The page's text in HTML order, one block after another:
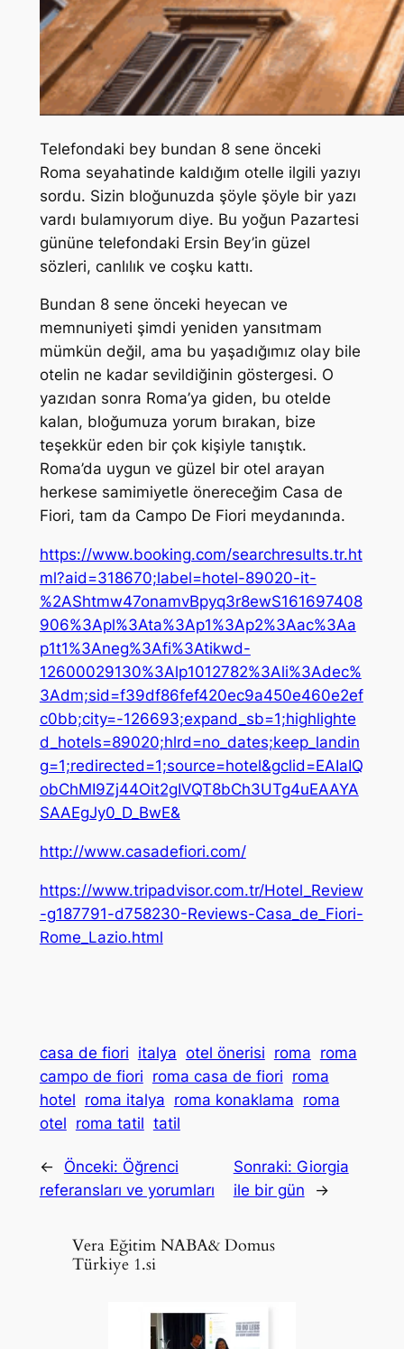
Telefondaki bey bundan 8 sene önceki
Roma seyahatinde kaldığım otelle ilgili yazıyı
sordu. Sizin bloğunuzda şöyle şöyle bir yazı
vardı bulamıyorum diye. Bu yoğun Pazartesi
gününe telefondaki Ersin Bey’in güzel
sözleri, canlılık ve coşku kattı.
Bundan 8 sene önceki heyecan ve
memnuniyeti şimdi yeniden yansıtmam
mümkün değil, ama bu yaşadığımız olay bile
otelin ne kadar sevildiğinin göstergesi. O
yazıdan sonra Roma’ya giden, bu otelde
kalan, bloğumuza yorum bırakan, bize
teşekkür eden bir çok kişiyle tanıştık.
Roma’da uygun ve güzel bir otel arayan
herkese samimiyetle önereceğim Casa de
Fiori, tam da Campo De Fiori meydanında.
https://www.booking.com/searchresults.tr.ht
ml?aid=318670;label=hotel-89020-it-
%2AShtmw47onamvBpyq3r8ewS161697408
906%3Apl%3Ata%3Ap1%3Ap2%3Aac%3Aa
p1t1%3Aneg%3Afi%3Atikwd-
12600029130%3Alp1012782%3Ali%3Adec%
3Adm;sid=f39df86fef420ec9a450e460e2ef
c0bb;city=-126693;expand_sb=1;highlighte
d_hotels=89020;hlrd=no_dates;keep_landin
g=1;redirected=1;source=hotel&gclid=EAIaIQ
obChMI9Zj44Oit2gIVQT8bCh3UTg4uEAAYA
SAAEgJy0_D_BwE&
http://www.casadefiori.com/
https://www.tripadvisor.com.tr/Hotel_Review
-g187791-d758230-Reviews-Casa_de_Fiori-
Rome_Lazio.html
casa de fiori italya otel önerisi roma roma
campo de fiori roma casa de fiori roma
hotel roma italya roma konaklama roma
otel roma tatil tatil
← Önceki: Öğrenci
referansları ve yorumları
Sonraki: Giorgia
ile bir gün
→
Vera Eğitim NABA& Domus
Türkiye 1.si